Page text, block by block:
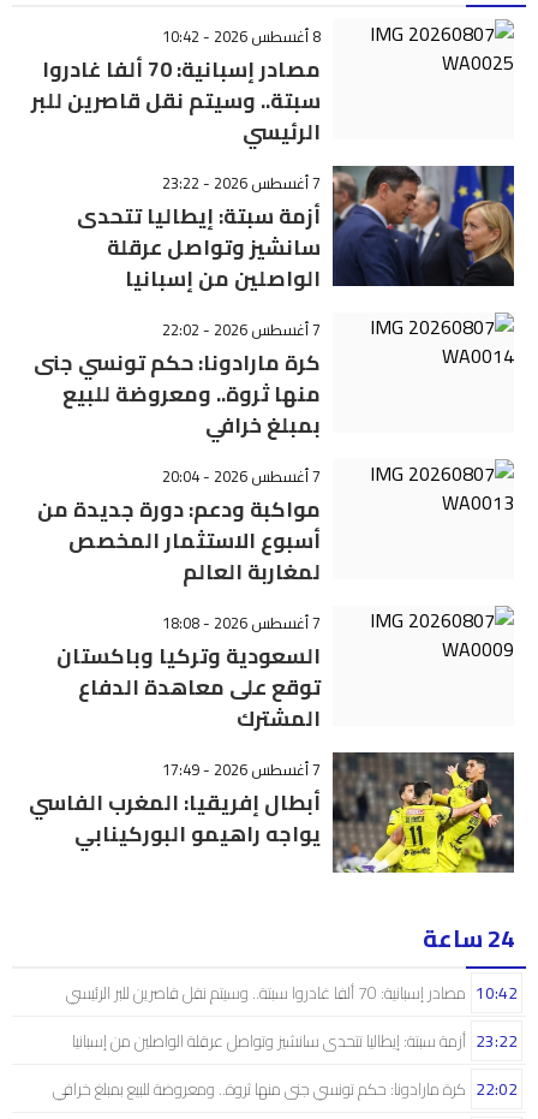
8 أغسطس 2026 - 10:42
مصادر إسبانية: 70 ألفا غادروا
سبتة.. وسيتم نقل قاصرين للبر
الرئيسي
7 أغسطس 2026 - 23:22
أزمة سبتة: إيطاليا تتحدى
سانشيز وتواصل عرقلة
الواصلين من إسبانيا
7 أغسطس 2026 - 22:02
كرة مارادونا: حكم تونسي جنى
منها ثروة.. ومعروضة للبيع
بمبلغ خرافي
7 أغسطس 2026 - 20:04
مواكبة ودعم: دورة جديدة من
أسبوع الاستثمار المخصص
لمغاربة العالم
7 أغسطس 2026 - 18:08
السعودية وتركيا وباكستان
توقع على معاهدة الدفاع
المشترك
7 أغسطس 2026 - 17:49
أبطال إفريقيا: المغرب الفاسي
يواجه راهيمو البوركينابي
24 ساعة
مصادر إسبانية: 70 ألفا غادروا سبتة.. وسيتم نقل قاصرين للبر الرئيسي 10:42
أزمة سبتة: إيطاليا تتحدى سانشيز وتواصل عرقلة الواصلين من إسبانيا 23:22
كرة مارادونا: حكم تونسي جنى منها ثروة.. ومعروضة للبيع بمبلغ خرافي 22:02